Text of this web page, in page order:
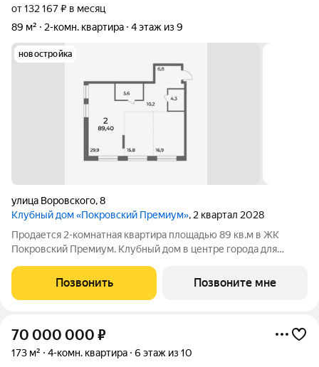
от 132 167 ₽ в месяц
89 м²
2-комн. квартира 4 этаж из 9
новостройка
улица Воровского,8
Клубный дом «Покровский Премиум», 2 квартал 2028
Продается 2-комнатная квартира площадью 89 кв.м в ЖК
Покровский Премиум. Клубный дом в центре города для
входящего в ГК Агроспецтех. Всего 72 квартиры в доме
Двухуровневый подземный паркинг на 83
Позвонить Позвоните мне
70 000 000 ₽
173 м² 4-комн. квартира 6 этаж из 10